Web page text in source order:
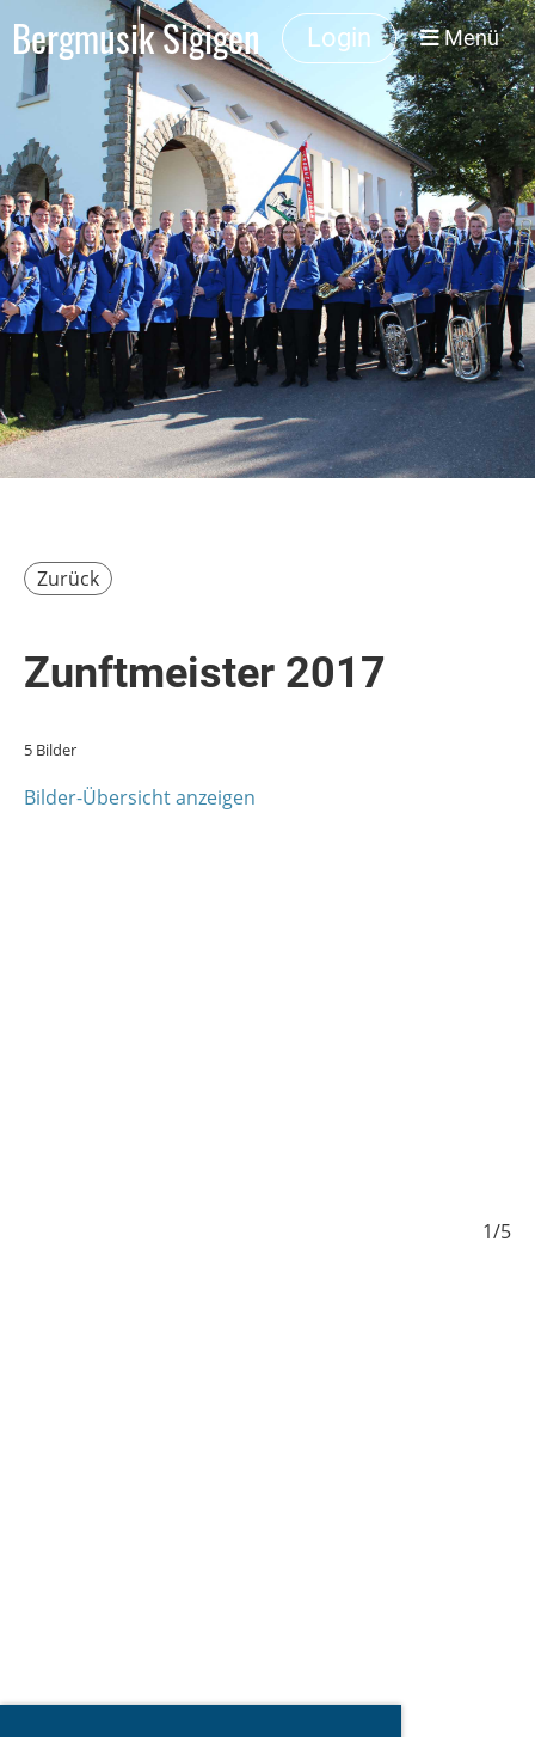
Bergmusik Sigigen Login Menü
Zurück
Zunftmeister 2017
5 Bilder
Bilder-Übersicht anzeigen
1/5